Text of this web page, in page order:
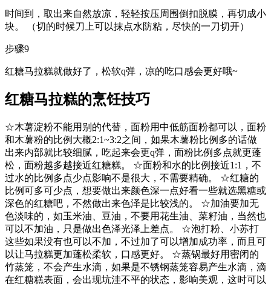
时间到，取出来自然放凉，轻轻按压周围倒扣脱膜，再切成小
块。 （切的时候刀上可以抹点水防粘，尽快的一刀切开）
步骤9
红糖马拉糕就做好了，松软q弹，凉的吃口感会更好哦~
红糖马拉糕的烹饪技巧
☆木薯淀粉不能用别的代替，面粉用中低筋面粉都可以，面粉
和木薯粉的比例大概2:1~3:2之间，如果木薯粉比例多的话做
出来内部就比较细腻，吃起来会更q弹，面粉比例多点就更蓬
松，面粉越多越接近红糖糕。 ☆面粉和水的比例接近1:1，不
过水的比例多点少点影响不是很大，不需要精确。 ☆红糖的
比例可多可少点，想要做出来颜色深一点好看一些就选黑糖或
深色的红糖吧，不然做出来色泽是比较浅的。 ☆加油要加无
色淡味的，如玉米油、豆油，不要用花生油、菜籽油，当然也
可以不加油，只是做出色泽光泽上差点。 ☆泡打粉、小苏打
这些如果没有也可以不加，不过加了可以增加成功率，而且可
以让马拉糕更加蓬松柔软，口感更好。 ☆蒸锅最好用密闭的
竹蒸笼，不会产生水滴，如果是不锈钢蒸笼容易产生水滴，滴
在红糖糕表面，会出现坑洼不平的状态，影响美观，这时可以